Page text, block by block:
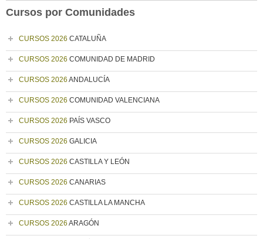
Cursos por Comunidades
CURSOS 2026 CATALUÑA
CURSOS 2026 COMUNIDAD DE MADRID
CURSOS 2026 ANDALUCÍA
CURSOS 2026 COMUNIDAD VALENCIANA
CURSOS 2026 PAÍS VASCO
CURSOS 2026 GALICIA
CURSOS 2026 CASTILLA Y LEÓN
CURSOS 2026 CANARIAS
CURSOS 2026 CASTILLA LA MANCHA
CURSOS 2026 ARAGÓN